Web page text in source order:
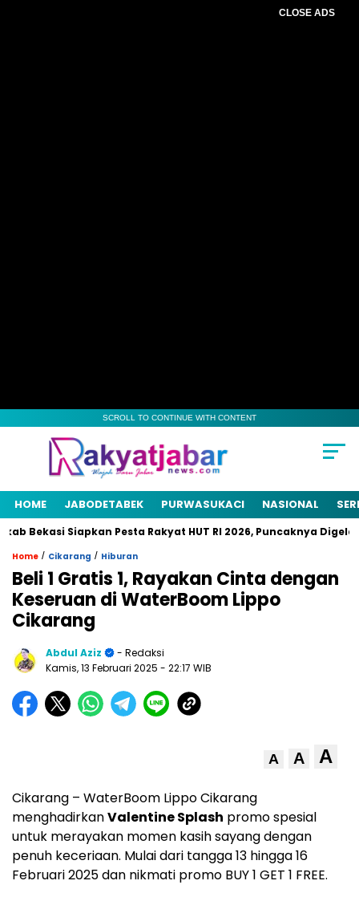
CLOSE ADS
SCROLL TO CONTINUE WITH CONTENT
HOME JABODETABEK PURWASUKACI NASIONAL
Bekasi Siapkan Pesta Rakyat HUT RI 2026, Puncaknya Digelar
Home / Cikarang / Hiburan
Beli 1 Gratis 1, Rayakan Cinta dengan
Keseruan di WaterBoom Lippo
Cikarang
Abdul Aziz
- Redaksi
Kamis, 13 Februari 2025 - 22:17 WIB
A A A
Cikarang – WaterBoom Lippo Cikarang
menghadirkanValentine Splash promo spesial
untuk merayakan momen kasih sayang dengan
penuh keceriaan. Mulai dari tangga 13 hingga 16
Februari 2025 dan nikmati promo BUY 1 GET 1 FREE.